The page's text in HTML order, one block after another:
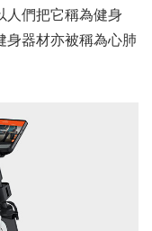
人們把它稱為健身
身器材亦被稱為心肺